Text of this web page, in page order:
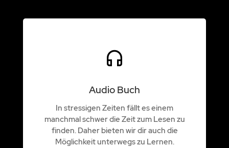
Audio Buch
In stressigen Zeiten fällt es einem
manchmal schwer die Zeit zum Lesen zu
finden. Daher bieten wir dir auch die
Möglichkeit unterwegs zu Lernen.